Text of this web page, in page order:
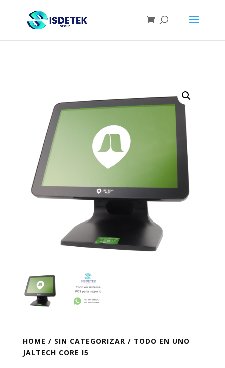
HOME / SIN CATEGORIZAR / TODO EN UNO
JALTECH CORE I5